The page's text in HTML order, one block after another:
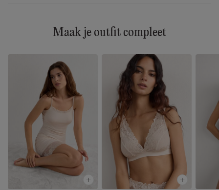
Maak je outfit compleet